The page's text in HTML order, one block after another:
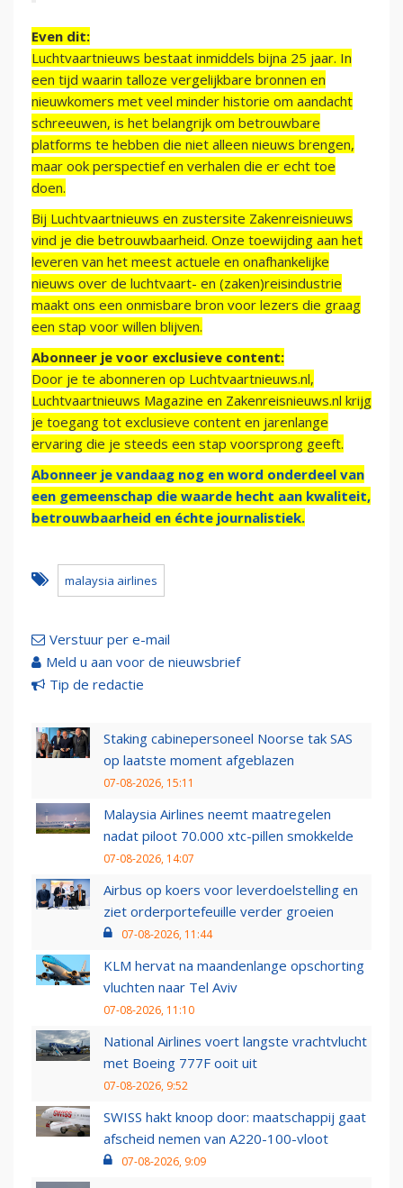
Even dit:
Luchtvaartnieuws bestaat inmiddels bijna 25 jaar. In
een tijd waarin talloze vergelijkbare bronnen en
nieuwkomers met veel minder historie om aandacht
schreeuwen, is het belangrijk om betrouwbare
platforms te hebben die niet alleen nieuws brengen,
maar ook perspectief en verhalen die er echt toe
doen.
Bij Luchtvaartnieuws en zustersite Zakenreisnieuws
vind je die betrouwbaarheid. Onze toewijding aan het
leveren van het meest actuele en onafhankelijke
nieuws over de luchtvaart- en (zaken)reisindustrie
maakt ons een onmisbare bron voor lezers die graag
een stap voor willen blijven.
Abonneer je voor exclusieve content:
Door je te abonneren op Luchtvaartnieuws.nl,
Luchtvaartnieuws Magazine en Zakenreisnieuws.nl krijg
je toegang tot exclusieve content en jarenlange
ervaring die je steeds een stap voorsprong geeft.
Abonneer je vandaag nog en word onderdeel van
een gemeenschap die waarde hecht aan kwaliteit,
betrouwbaarheid en échte journalistiek.
malaysia airlines
Verstuur per e-mail
Meld u aan voor de nieuwsbrief
Tip de redactie
Staking cabinepersoneel Noorse tak SAS
op laatste moment afgeblazen
07-08-2026, 15:11
Malaysia Airlines neemt maatregelen
nadat piloot 70.000 xtc-pillen smokkelde
07-08-2026, 14:07
Airbus op koers voor leverdoelstelling en
ziet orderportefeuille verder groeien
07-08-2026, 11:44
KLM hervat na maandenlange opschorting
vluchten naar Tel Aviv
07-08-2026, 11:10
National Airlines voert langste vrachtvlucht
met Boeing 777F ooit uit
07-08-2026, 9:52
SWISS hakt knoop door: maatschappij gaat
afscheid nemen van A220-100-vloot
07-08-2026, 9:09